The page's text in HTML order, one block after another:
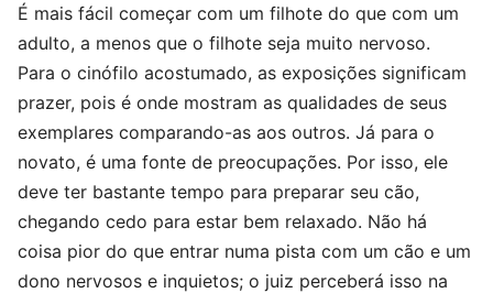
É mais fácil começar com um filhote do que com um
adulto, a menos que o filhote seja muito nervoso.
Para o cinófilo acostumado, as exposições significam
prazer, pois é onde mostram as qualidades de seus
exemplares comparando-as aos outros. Já para o
novato, é uma fonte de preocupações. Por isso, ele
deve ter bastante tempo para preparar seu cão,
chegando cedo para estar bem relaxado. Não há
coisa pior do que entrar numa pista com um cão e um
dono nervosos e inquietos; o juiz perceberá isso na